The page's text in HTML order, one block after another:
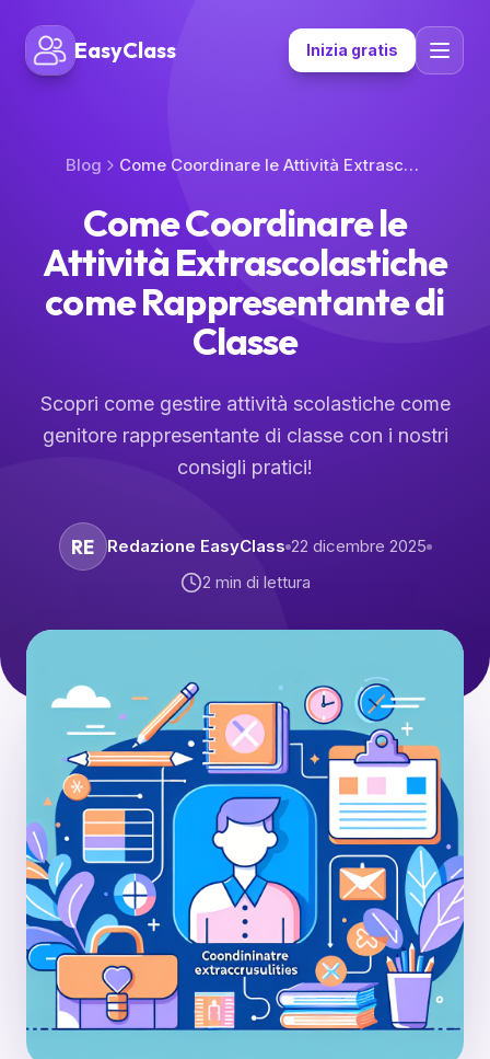
EasyClass Inizia gratis
Blog Come Coordinare le Attività Extrascolastiche come Rappresentante di Classe
Come Coordinare le
Attività Extrascolastiche
come Rappresentante di
Classe
Scopri come gestire attività scolastiche come
genitore rappresentante di classe con i nostri
consigli pratici!
RE Redazione EasyClass 22 dicembre 2025
2 min di lettura